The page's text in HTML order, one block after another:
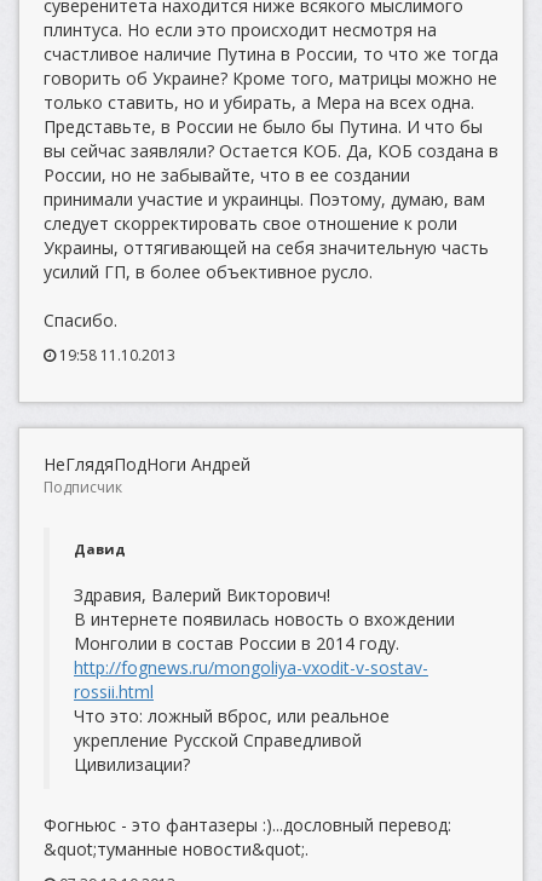
суверенитета находится ниже всякого мыслимого
плинтуса. Но если это происходит несмотря на
счастливое наличие Путина в России, то что же тогда
говорить об Украине? Кроме того, матрицы можно не
только ставить, но и убирать, а Мера на всех одна.
Представьте, в России не было бы Путина. И что бы
вы сейчас заявляли? Остается КОБ. Да, КОБ создана в
России, но не забывайте, что в ее создании
принимали участие и украинцы. Поэтому, думаю, вам
следует скорректировать свое отношение к роли
Украины, оттягивающей на себя значительную часть
усилий ГП, в более объективное русло.
Спасибо.
19:58 11.10.2013
НеГлядяПодНоги Андрей
Подписчик
Давид
Здравия, Валерий Викторович!
В интернете появилась новость о вхождении
Монголии в состав России в 2014 году.
http://fognews.ru/mongoliya-vxodit-v-sostav-
rossii.html
Что это: ложный вброс, или реальное
укрепление Русской Справедливой
Цивилизации?
Фогньюс - это фантазеры :)...дословный перевод:
&quot;туманные новости&quot;.